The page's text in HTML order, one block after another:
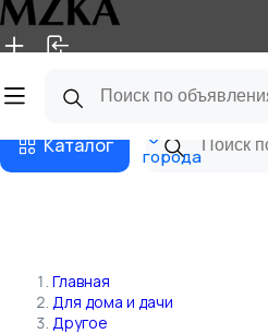
Главная Магазины
Каталог
города
Главная
Для дома и дачи
Другое